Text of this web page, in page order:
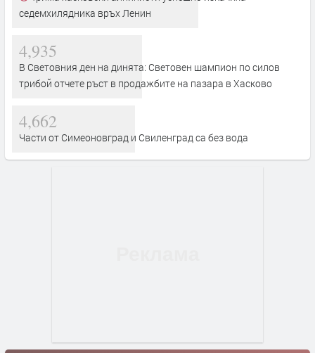
седемхилядника връх Ленин
4,935
В Световния ден на динята: Световен шампион по силов
трибой отчете ръст в продажбите на пазара в Хасково
4,662
Части от Симеоновград и Свиленград са без вода